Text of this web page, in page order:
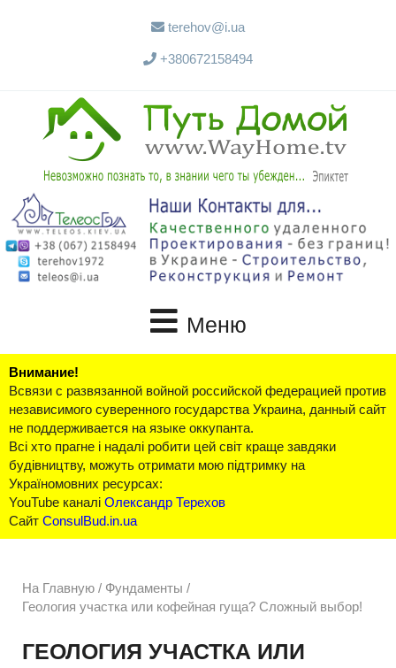
terehov@i.ua
+380672158494
Меню
Внимание!
Всвязи с развязанной войной российской федерацией против
независимого суверенного государства Украина, данный сайт
не поддерживается на языке оккупанта.
Всі хто прагне і надалі робити цей світ краще завдяки
будівництву, можуть отримати мою підтримку на
Україномовних ресурсах:
YouTube каналі Олександр Терехов
Сайт ConsulBud.in.ua
На Главную / Фундаменты /
Геология участка или кофейная гуща? Сложный выбор!
ГЕОЛОГИЯ УЧАСТКА ИЛИ